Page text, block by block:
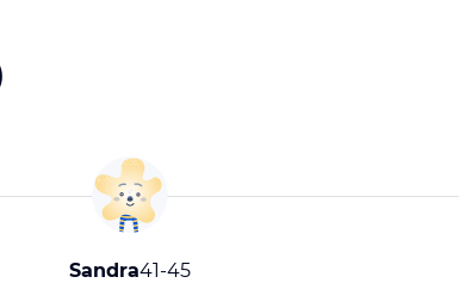
Sandra41-45